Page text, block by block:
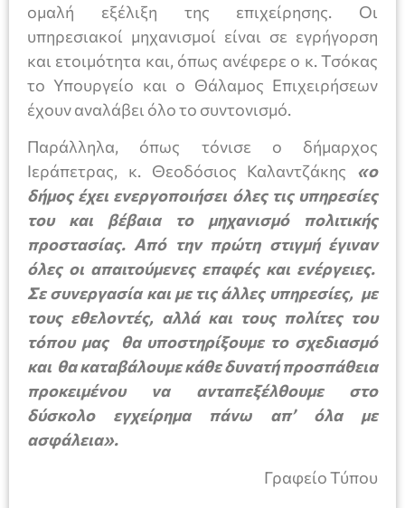
ομαλή εξέλιξη της επιχείρησης. Οι
υπηρεσιακοί μηχανισμοί είναι σε εγρήγορση
και ετοιμότητα και, όπως ανέφερε ο κ. Τσόκας
το Υπουργείο και ο Θάλαμος Επιχειρήσεων
έχουν αναλάβει όλο το συντονισμό.
Παράλληλα, όπως τόνισε ο δήμαρχος
Ιεράπετρας, κ. Θεοδόσιος Καλαντζάκης «ο
δήμος έχει ενεργοποιήσει όλες τις υπηρεσίες
του και βέβαια το μηχανισμό πολιτικής
προστασίας. Από την πρώτη στιγμή έγιναν
όλες οι απαιτούμενες επαφές και ενέργειες.
Σε συνεργασία και με τις άλλες υπηρεσίες, με
τους εθελοντές, αλλά και τους πολίτες του
τόπου μας θα υποστηρίξουμε το σχεδιασμό
και θα καταβάλουμε κάθε δυνατή προσπάθεια
προκειμένου να ανταπεξέλθουμε στο
δύσκολο εγχείρημα πάνω απ’ όλα με
ασφάλεια».
Γραφείο Τύπου